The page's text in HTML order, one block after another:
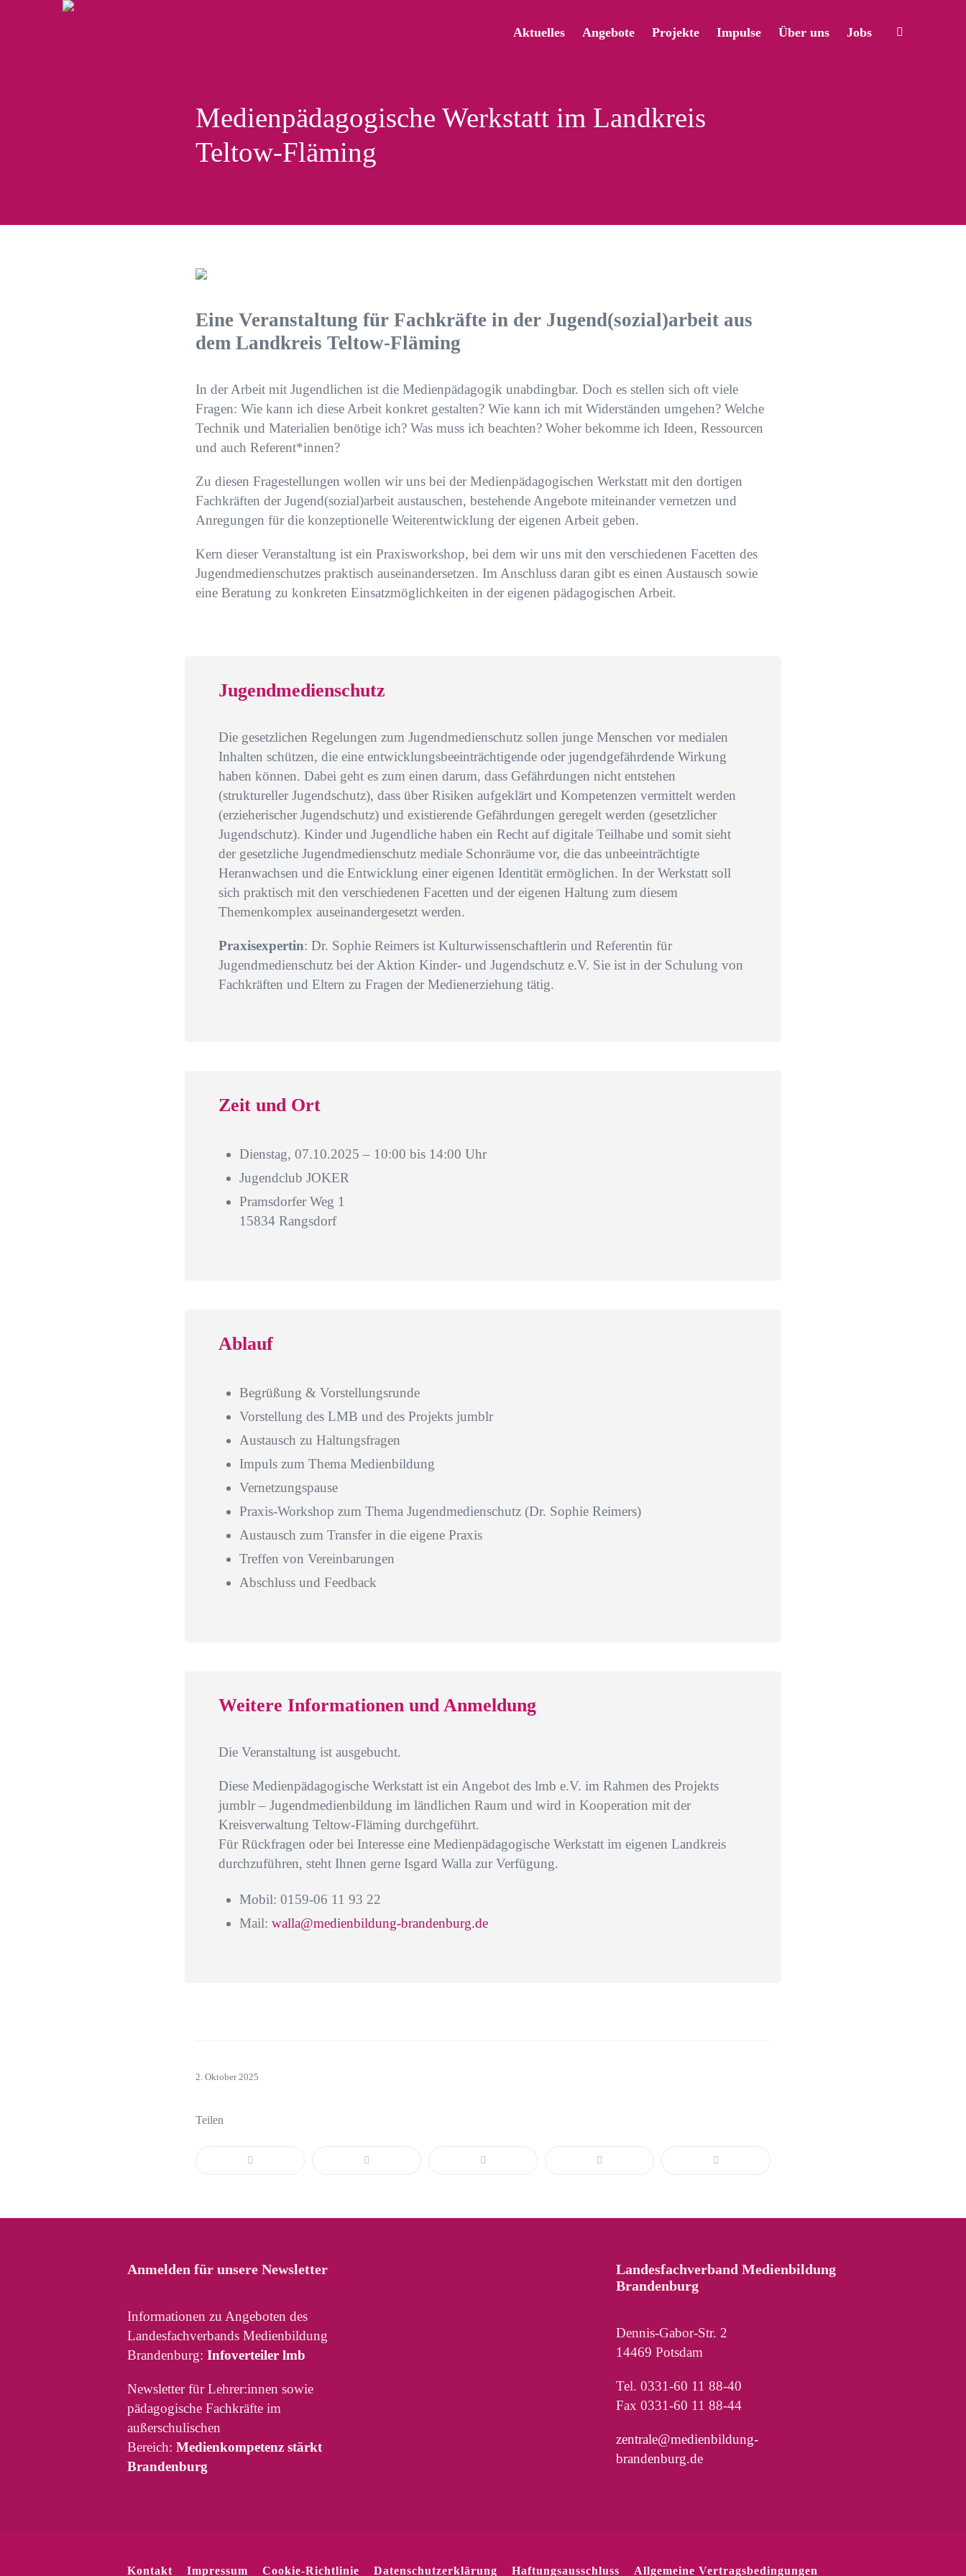
Aktuelles Angebote Projekte Impulse Über uns Jobs
Medienpädagogische Werkstatt im Landkreis
Teltow-Fläming
Eine Veranstaltung für Fachkräfte in der Jugend(sozial)arbeit aus
dem Landkreis Teltow-Fläming
In der Arbeit mit Jugendlichen ist die Medienpädagogik unabdingbar. Doch es stellen sich oft viele
Fragen: Wie kann ich diese Arbeit konkret gestalten? Wie kann ich mit Widerständen umgehen? Welche
Technik und Materialien benötige ich? Was muss ich beachten? Woher bekomme ich Ideen, Ressourcen
und auch Referent*innen?
Zu diesen Fragestellungen wollen wir uns bei der Medienpädagogischen Werkstatt mit den dortigen
Fachkräften der Jugend(sozial)arbeit austauschen, bestehende Angebote miteinander vernetzen und
Anregungen für die konzeptionelle Weiterentwicklung der eigenen Arbeit geben.
Kern dieser Veranstaltung ist ein Praxisworkshop, bei dem wir uns mit den verschiedenen Facetten des
Jugendmedienschutzes praktisch auseinandersetzen. Im Anschluss daran gibt es einen Austausch sowie
eine Beratung zu konkreten Einsatzmöglichkeiten in der eigenen pädagogischen Arbeit.
Jugendmedienschutz
Die gesetzlichen Regelungen zum Jugendmedienschutz sollen junge Menschen vor medialen
Inhalten schützen, die eine entwicklungsbeeinträchtigende oder jugendgefährdende Wirkung
haben können. Dabei geht es zum einen darum, dass Gefährdungen nicht entstehen
(struktureller Jugendschutz), dass über Risiken aufgeklärt und Kompetenzen vermittelt werden
(erzieherischer Jugendschutz) und existierende Gefährdungen geregelt werden (gesetzlicher
Jugendschutz). Kinder und Jugendliche haben ein Recht auf digitale Teilhabe und somit sieht
der gesetzliche Jugendmedienschutz mediale Schonräume vor, die das unbeeinträchtigte
Heranwachsen und die Entwicklung einer eigenen Identität ermöglichen. In der Werkstatt soll
sich praktisch mit den verschiedenen Facetten und der eigenen Haltung zum diesem
Themenkomplex auseinandergesetzt werden.
Praxisexpertin: Dr. Sophie Reimers ist Kulturwissenschaftlerin und Referentin für
Jugendmedienschutz bei der Aktion Kinder- und Jugendschutz e.V. Sie ist in der Schulung von
Fachkräften und Eltern zu Fragen der Medienerziehung tätig.
Zeit und Ort
Dienstag, 07.10.2025 – 10:00 bis 14:00 Uhr
Jugendclub JOKER
Pramsdorfer Weg 1
15834 Rangsdorf
Ablauf
Begrüßung & Vorstellungsrunde
Vorstellung des LMB und des Projekts jumblr
Austausch zu Haltungsfragen
Impuls zum Thema Medienbildung
Vernetzungspause
Praxis-Workshop zum Thema Jugendmedienschutz (Dr. Sophie Reimers)
Austausch zum Transfer in die eigene Praxis
Treffen von Vereinbarungen
Abschluss und Feedback
Weitere Informationen und Anmeldung
Die Veranstaltung ist ausgebucht.
Diese Medienpädagogische Werkstatt ist ein Angebot des lmb e.V. im Rahmen des Projekts
jumblr – Jugendmedienbildung im ländlichen Raum und wird in Kooperation mit der
Kreisverwaltung Teltow-Fläming durchgeführt.
Für Rückfragen oder bei Interesse eine Medienpädagogische Werkstatt im eigenen Landkreis
durchzuführen, steht Ihnen gerne Isgard Walla zur Verfügung.
Mobil: 0159-06 11 93 22
Mail: walla@medienbildung-brandenburg.de
2. Oktober 2025
Teilen
Anmelden für unsere Newsletter
Informationen zu Angeboten des
Landesfachverbands Medienbildung
Brandenburg: Infoverteiler lmb
Newsletter für Lehrer:innen sowie
pädagogische Fachkräfte im
außerschulischen
Bereich: Medienkompetenz stärkt
Brandenburg
Landesfachverband Medienbildung
Brandenburg
Dennis-Gabor-Str. 2
14469 Potsdam
Tel. 0331-60 11 88-40
Fax 0331-60 11 88-44
zentrale@medienbildung-
brandenburg.de
Kontakt Impressum Cookie-Richtlinie Datenschutzerklärung Haftungsausschluss Allgemeine Vertragsbedingungen